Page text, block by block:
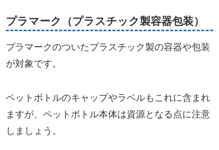
プラマーク（プラスチック製容器包装）
プラマークのついたプラスチック製の容器や包装
が対象です。
ペットボトルのキャップやラベルもこれに含まれ
ますが、ペットボトル本体は資源となる点に注意
しましょう。